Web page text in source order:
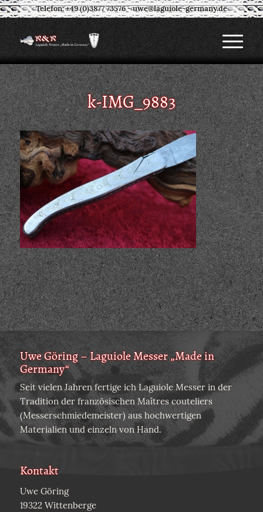
Telefon: +49 (0)3877 73576-uwe@laguiole-germany.de
k-IMG_9883
Uwe Göring – Laguiole Messer „Made in
Germany“
Seit vielen Jahren fertige ich Laguiole Messer in der
Tradition der französischen Maîtres couteliers
(Messerschmiedemeister) aus hochwertigen
Materialien und einzeln von Hand.
Kontakt
Uwe Göring
19322 Wittenberge